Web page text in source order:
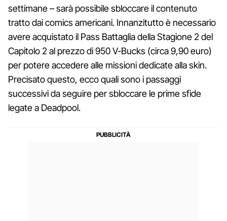
settimane – sarà possibile sbloccare il contenuto
tratto dai comics americani. Innanzitutto è necessario
avere acquistato il Pass Battaglia della Stagione 2 del
Capitolo 2 al prezzo di 950 V-Bucks (circa 9,90 euro)
per potere accedere alle missioni dedicate alla skin.
Precisato questo, ecco quali sono i passaggi
successivi da seguire per sbloccare le prime sfide
legate a Deadpool.